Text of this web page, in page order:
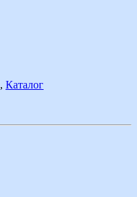
, Каталог